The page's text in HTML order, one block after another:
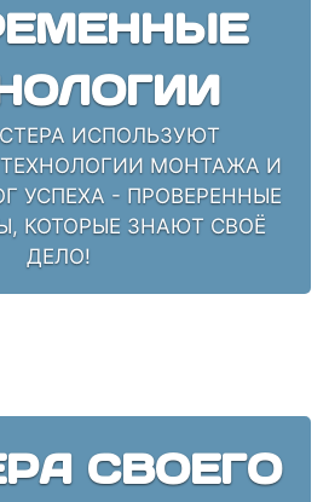
ИСПОЛЬЗУЮТ
МОНТАЖА И
УСПЕХА - ПРОВЕРЕННЫЕ
КОТОРЫЕ ЗНАЮТ СВОЁ
ДЕЛО!
СВОЕГО